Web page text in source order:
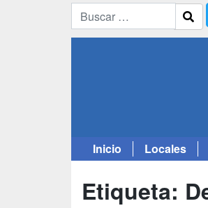
Inicio Locales
Etiqueta: